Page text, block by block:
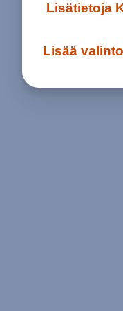
Lisätietoja
Lisää